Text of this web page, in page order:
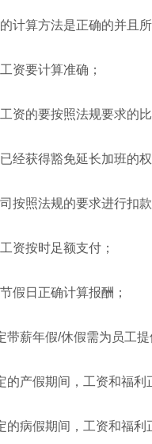
计算方法是正确的并且
资要计算准确；
资的要按照法规要求的
经获得豁免延长加班的
按照法规的要求进行扣
资按时足额支付；
假日正确计算报酬；
带薪年假/休假需为员工提
的产假期间，工资和福利
的病假期间，工资和福利